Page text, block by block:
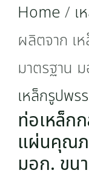
Home / เ
ผลิตจาก เ
มาตรฐาน
เหล็กรูปพ
ท่อเหล็ก
แผ่นคุณภ
มอก. ขน
mm
quantity